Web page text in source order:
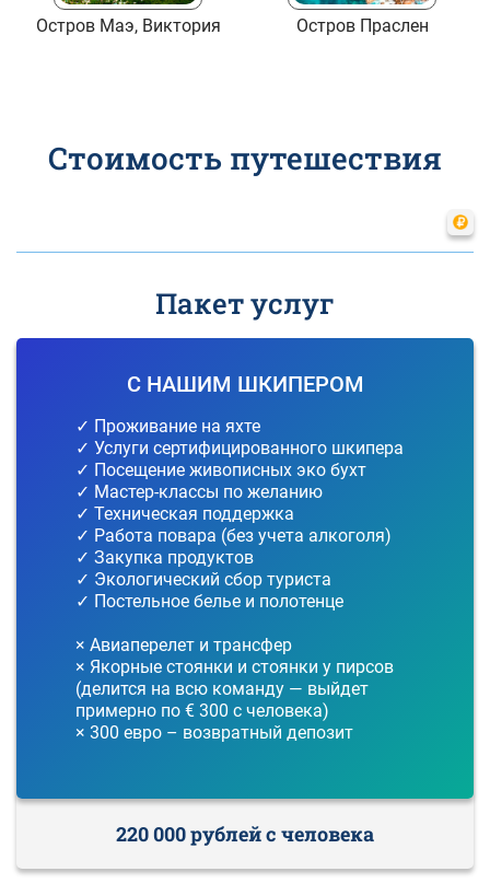
Остров Маэ, Виктория Остров Праслен
Стоимость путешествия
Пакет услуг
С НАШИМ ШКИПЕРОМ
✓ Проживание на яхте
✓ Услуги сертифицированного шкипера
✓ Посещение живописных эко бухт
✓ Мастер-классы по желанию
✓ Техническая поддержка
✓ Работа повара (без учета алкоголя)
✓ Закупка продуктов
✓ Экологический сбор туриста
✓ Постельное белье и полотенце
× Авиаперелет и трансфер
× Якорные стоянки и стоянки у пирсов
(делится на всю команду — выйдет
примерно по € 300 с человека)
× 300 евро – возвратный депозит
220 000 рублей с человека